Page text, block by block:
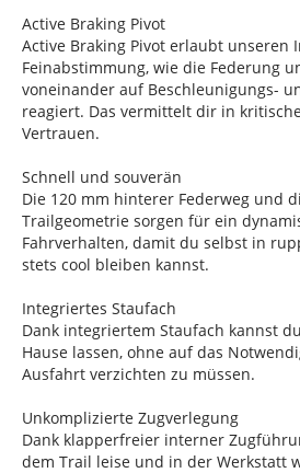
Active Braking Pivot
Active Braking Pivot erlaubt unseren
Feinabstimmung, wie die Federung
voneinander auf Beschleunigungs-
reagiert. Das vermittelt dir in
Vertrauen.
Schnell und souverän
Die 120 mm hinterer Federweg und
Trailgeometrie sorgen für ein
Fahrverhalten, damit du selbst in
stets cool bleiben kannst.
Integriertes Staufach
Dank integriertem Staufach kannst
Hause lassen, ohne auf das
Ausfahrt verzichten zu müssen.
Unkomplizierte Zugverlegung
Dank klapperfreier interner
dem Trail leise und in der Werkstatt